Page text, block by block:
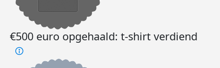
€500 euro opgehaald: t-shirt verdiend